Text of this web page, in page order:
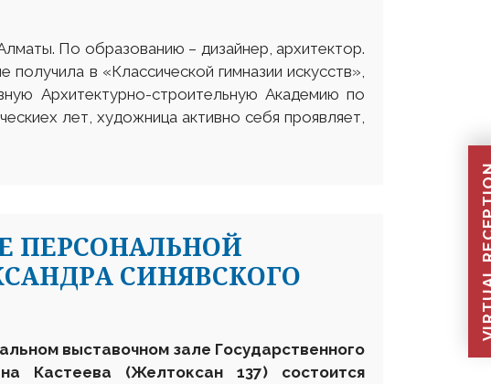
По образованию – дизайнер, архитектор.
в «Классической гимназии искусств»,
Архитектурно-строительную Академию по
лет, художница активно себя проявляет,
ПЕРСОНАЛЬНОЙ
СИНЯВСКОГО
выставочном зале Государственного
Кастеева (Желтоксан 137) состоится